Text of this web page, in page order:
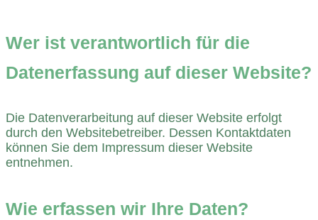
Wer ist verantwortlich für die
Datenerfassung auf dieser Website?
Die Datenverarbeitung auf dieser Website erfolgt
durch den Websitebetreiber. Dessen Kontaktdaten
können Sie dem Impressum dieser Website
entnehmen.
Wie erfassen wir Ihre Daten?